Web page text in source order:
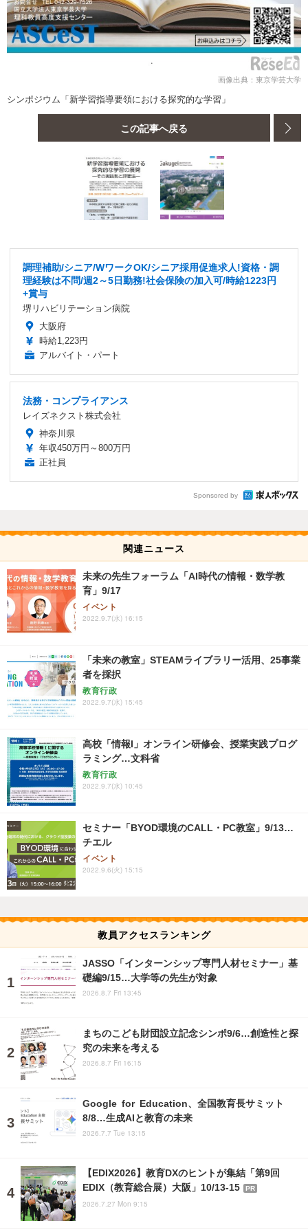
画像出典：東京学芸大学
シンポジウム「新学習指導要領における探究的な学習」
この記事へ戻る
調理補助/シニア/WワークOK/シニア採用促進求人!資格・調
理経験は不問/週2～5日勤務!社会保険の加入可/時給1223円
+賞与
堺リハビリテーション病院
大阪府
時給1,223円
アルバイト・パート
法務・コンプライアンス
レイズネクスト株式会社
神奈川県
年収450万円～800万円
正社員
Sponsored by
関連ニュース
未来の先生フォーラム「AI時代の情報・数学教
育」9/17
イベント
2022.9.7(水) 16:15
「未来の教室」STEAMライブラリー活用、25事業
者を採択
教育行政
2022.9.7(水) 15:45
高校「情報I」オンライン研修会、授業実践プログ
ラミング…文科省
教育行政
2022.9.7(水) 10:45
セミナー「BYOD環境のCALL・PC教室」9/13…
チエル
イベント
2022.9.6(火) 15:15
教員アクセスランキング
JASSO「インターンシップ専門人材セミナー」基
礎編9/15…大学等の先生が対象
2026.8.7 Fri 13:45
まちのこども財団設立記念シンポ9/6…創造性と探
究の未来を考える
2026.8.7 Fri 16:15
Google for Education、全国教育長サミット
8/8…生成AIと教育の未来
2026.7.7 Tue 13:15
【EDIX2026】教育DXのヒントが集結「第9回
EDIX（教育総合展）大阪」10/13-15
PR
2026.7.27 Mon 9:15